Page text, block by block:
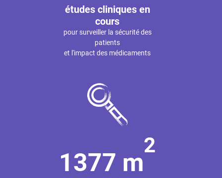
études cliniques en
cours
pour surveiller la sécurité des
patients
et l'impact des médicaments
1377 m
2